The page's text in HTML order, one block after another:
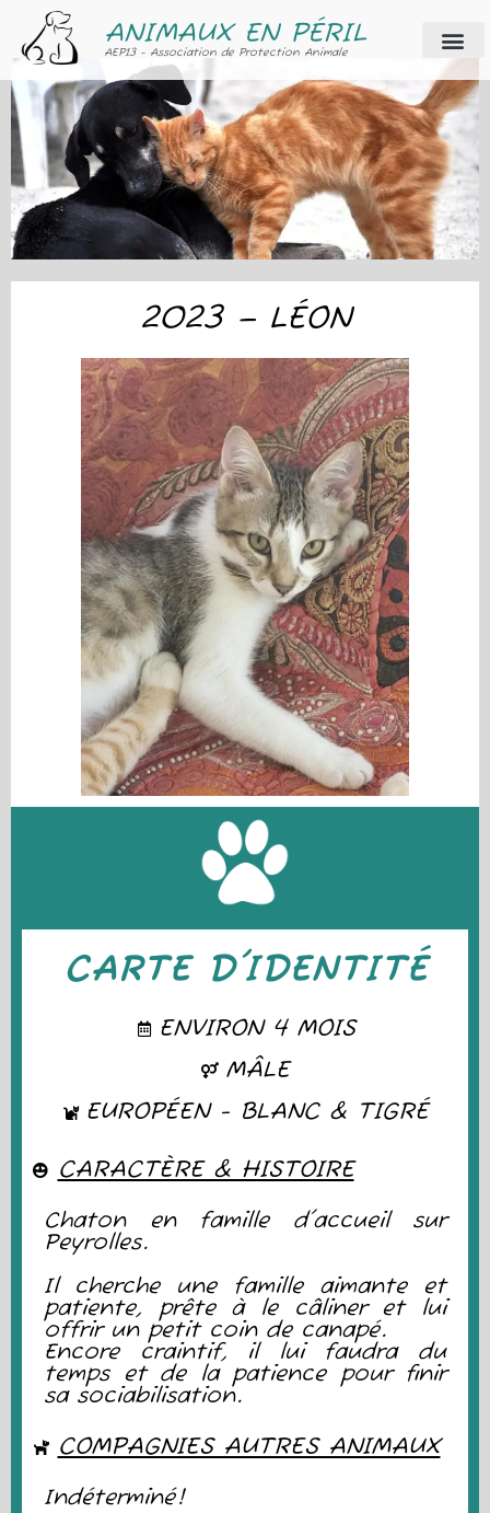
ANIMAUX EN PÉRIL
AEP13 - Association de Protection Animale
2023 – LÉON
CARTE D'IDENTITÉ
ENVIRON 4 MOIS
MÂLE
EUROPÉEN - BLANC & TIGRÉ
CARACTÈRE & HISTOIRE
Chaton en famille d'accueil sur
Peyrolles.
Il cherche une famille aimante et
patiente, prête à le câliner et lui
offrir un petit coin de canapé.
Encore craintif, il lui faudra du
temps et de la patience pour finir
sa sociabilisation.
COMPAGNIES AUTRES ANIMAUX
Indéterminé!